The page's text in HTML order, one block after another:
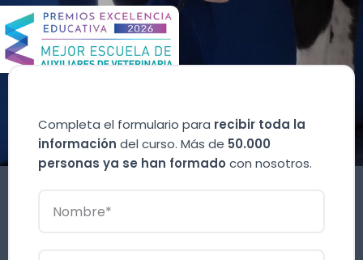
Completa el formulario para recibir toda la
información del curso. Más de 50.000
personas ya se han formado con nosotros.